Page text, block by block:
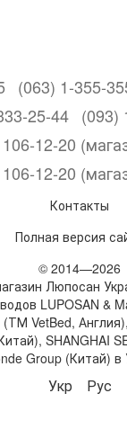
(063) 1-355-
25-44 (093)
12-20
12-20
Контакты
Полная версия
© 2014—2026
Люпосан
LUPOSAN &
(ТМ VetBed,
SHANGHAI
Group (Китай) в
Укр Рус